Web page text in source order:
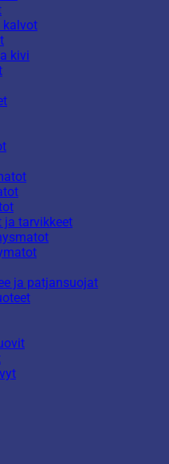
kalvot
kivi
ja tarvikkeet
ja patjansuojat